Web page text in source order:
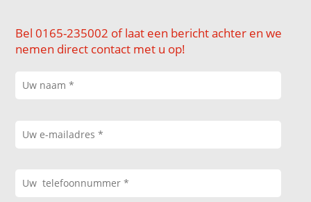
Bel 0165-235002 of laat een bericht achter en we
nemen direct contact met u op!